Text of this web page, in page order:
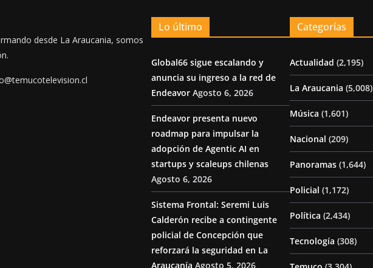
desde La Araucania, somos
Lo último
Global66 sigue escalando y
anuncia su ingreso a la red de
Endeavor Agosto 6, 2026
Endeavor presenta nuevo
roadmap para impulsar la
adopción de Agentic AI en
startups y scaleups chilenas
Agosto 6, 2026
Sistema Frontal: Seremi Luis
Calderón recibe a contingente
policial de Concepción que
reforzará la seguridad en La
Araucanía Agosto 5, 2026
Categorías
Actualidad (2,195)
La Araucania (5,008)
Música (1,601)
Nacional (209)
Panoramas (1,644)
Policial (1,172)
Política (2,434)
Tecnología (308)